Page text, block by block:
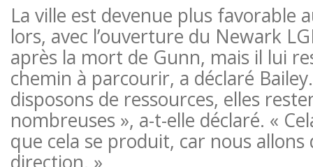
La ville est devenue plus favorable
lors, avec l’ouverture du Newark
après la mort de Gunn, mais il lui
chemin à parcourir, a déclaré
disposons de ressources, elles
nombreuses », a-t-elle déclaré. «
que cela se produit, car nous allons
direction. »